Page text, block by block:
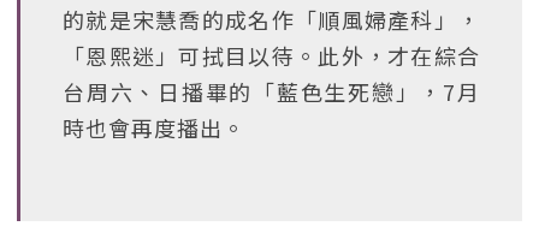
的就是宋慧喬的成名作「順風婦產科」，
「恩熙迷」可拭目以待。此外，才在綜合
台周六、日播畢的「藍色生死戀」，7月
時也會再度播出。